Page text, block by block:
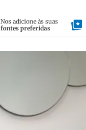
Nos adicione às suas
fontes preferidas